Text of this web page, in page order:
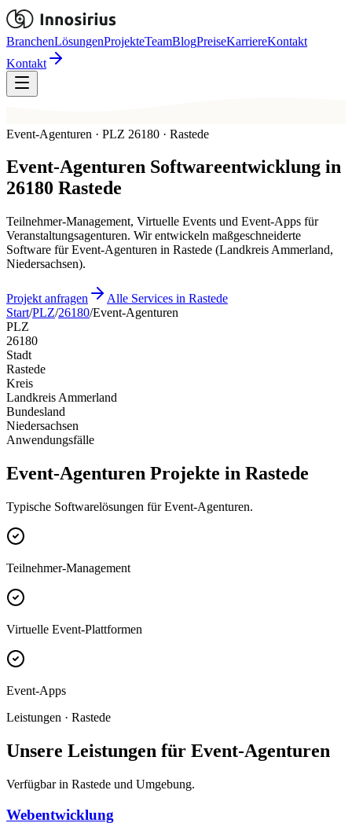
BranchenLösungenProjekteTeamBlogPreiseKarriereKontakt
Kontakt
Event-Agenturen · PLZ 26180 · Rastede
Event-Agenturen Softwareentwicklung in
26180 Rastede
Teilnehmer-Management, Virtuelle Events und Event-Apps für
Veranstaltungsagenturen. Wir entwickeln maßgeschneiderte
Software für Event-Agenturen in Rastede (Landkreis Ammerland,
Niedersachsen).
Projekt anfragen
Alle Services in Rastede
Start/PLZ/26180/Event-Agenturen
PLZ
26180
Stadt
Rastede
Kreis
Landkreis Ammerland
Bundesland
Niedersachsen
Anwendungsfälle
Event-Agenturen Projekte in Rastede
Typische Softwarelösungen für Event-Agenturen.
Teilnehmer-Management
Virtuelle Event-Plattformen
Event-Apps
Leistungen · Rastede
Unsere Leistungen für Event-Agenturen
Verfügbar in Rastede und Umgebung.
Webentwicklung